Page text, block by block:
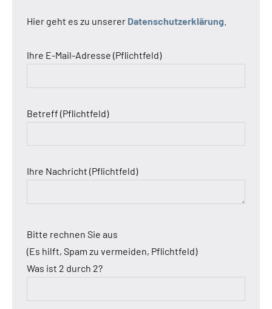
Hier geht es zu unserer Datenschutzerklärung
Ihre E-Mail-Adresse (Pflichtfeld)
Betreff (Pflichtfeld)
Ihre Nachricht (Pflichtfeld)
Bitte rechnen Sie aus
(Es hilft, Spam zu vermeiden, Pflichtfeld)
Was ist 2 durch 2?